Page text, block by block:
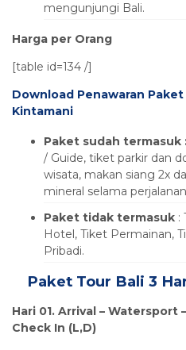
mengunjungi Bali.
Harga per Orang
[table id=134 /]
Download Penawaran
Kintamani
Paket sudah termasuk
/ Guide, tiket parkir dan
wisata, makan siang 2x
mineral selama
Paket tidak termasuk :
Hotel, Tiket Permainan,
Pribadi.
Paket Tour Bali 3
Hari 01. Arrival – Watersport
Check In (L,D)